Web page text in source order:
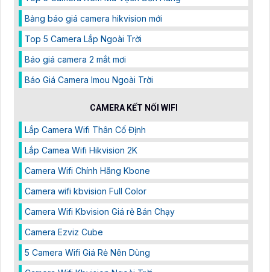
chỉ với5. 500.000 VNĐbạn đã sỡ hữu ngay bộ camera
nhà xưởng với 4 mắt camera độ nét 5MP và quay xoay
360 độ không góc chết được quản lý và lưu trữ tập
trung về đầu ghi hình ổ cứng hỗ trợ xem qua tivi
5%-35%
Camera Dahua DH-H3T là dòng camera quay quét
trong nhà 355° 3MP tích hợp Wi-Fi 6 Công nghệ AI phát
hiện người chuyển động và âm thanh bất thường đàm
thoại hai chiều, hồng ngoại tầm xa ban đêm 10m hỗ trợ
thẻ nhớ MicroSD 256GB ONVIF và điều khiển từ xa qua
ứng dụng DMSS
CAMERA THEO CHỨC NĂNG